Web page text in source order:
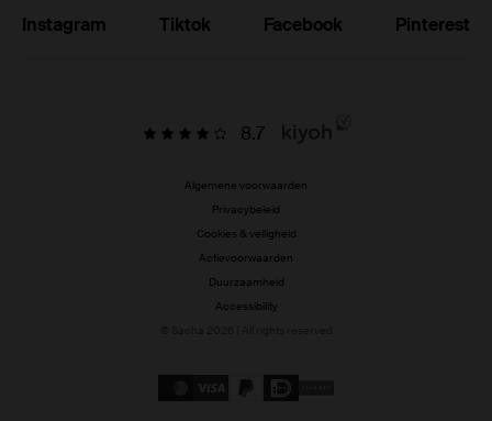
Instagram Tiktok Facebook Pinterest
8.7
Algemene voorwaarden
Privacybeleid
Cookies & veiligheid
Actievoorwaarden
Duurzaamheid
Accessibility